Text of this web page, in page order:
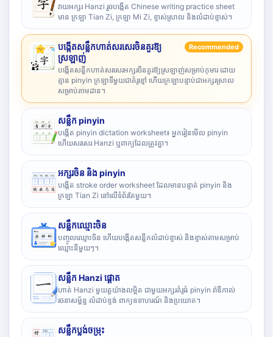
វាយអក្សរ Hanzi រួចបង្កើត Chinese writing practice sheet
មាន ក្រឡា Tian Zi, ក្រឡា Mi Zi, ខ្ទាស់ស្រាល និងលំដាប់ខ្ទាស់។
បង្កើតសន្លឹកហាត់សរសេរចិនគួរឱ្យ
ស្រឡាញ់
Recommended
បង្កើតសន្លឹកហាត់សរសេរអក្សរចិនគួរឱ្យស្រឡាញ់សម្រាប់កុមារ ដោយ
គ្មាន pinyin ក្រឡាទីមួយជាគំរូខ្មៅ ហើយក្រឡាបន្ទាប់ជាអក្សរស្រាល
សម្រាប់តាមដាន។
សន្លឹក pinyin
បង្កើត pinyin dictation worksheet៖ អ្នករៀនមើល pinyin
ហើយសរសេរ Hanzi ឬពាក្យដែលត្រូវគ្នា។
អក្សរចិន និង pinyin
បង្កើត stroke order worksheet ដែលមានបន្ទាត់ pinyin និង
ក្រឡា Tian Zi នៅលើទំព័រតែមួយ។
សន្លឹកឈ្មោះចិន
បញ្ចូលឈ្មោះចិន ហើយបង្កើតសន្លឹកលំដាប់ខ្ទាស់ និងខ្ទាស់តាមសម្រាប់
ឈ្មោះនីមួយៗ។
សន្លឹក Hanzi ផ្តោត
ហាត់ Hanzi មួយតួយ៉ាងលម្អិត ជាមួយអក្សរគំរូធំ pinyin រ៉ាឌីកាល់
រចនាសម្ព័ន្ធ លំដាប់ខ្ទង់ ពាក្យឧទាហរណ៍ និងប្រយោគ។
សន្លឹកប្លង់ចម្រុះ